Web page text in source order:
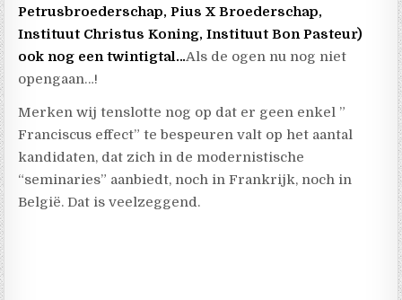
Petrusbroederschap, Pius X Broederschap,
Instituut Christus Koning, Instituut Bon Pasteur)
ook nog een twintigtal…Als de ogen nu nog niet
opengaan…!
Merken wij tenslotte nog op dat er geen enkel ”
Franciscus effect” te bespeuren valt op het aantal
kandidaten, dat zich in de modernistische
“seminaries” aanbiedt, noch in Frankrijk, noch in
België. Dat is veelzeggend.